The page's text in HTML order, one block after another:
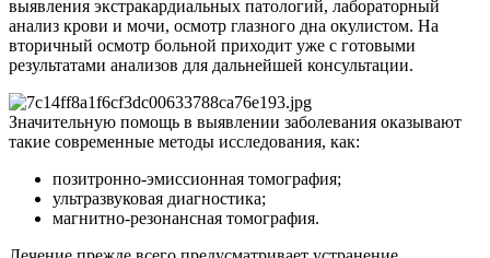
выявления экстракардиальных патологий, лабораторный
анализ крови и мочи, осмотр глазного дна окулистом. На
вторичный осмотр больной приходит уже с готовыми
результатами анализов для дальнейшей консультации.
Значительную помощь в выявлении заболевания оказывают
такие современные методы исследования, как:
позитронно-эмиссионная томография;
ультразвуковая диагностика;
магнитно-резонансная томография.